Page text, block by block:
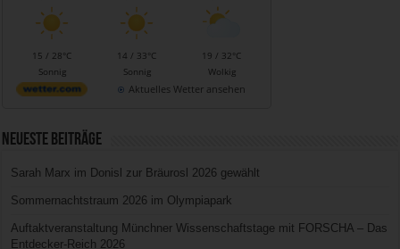
15 / 28°C
Sonnig
14 / 33°C
Sonnig
19 / 32°C
Wolkig
Aktuelles Wetter ansehen
Neueste Beiträge
Sarah Marx im Donisl zur Bräurosl 2026 gewählt
Sommernachtstraum 2026 im Olympiapark
Auftaktveranstaltung Münchner Wissenschaftstage mit FORSCHA – Das
Entdecker-Reich 2026